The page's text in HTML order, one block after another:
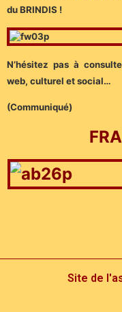
du BRINDIS !
N’hésitez pas à
web, culturel et social…
(Communiqué)
Site de